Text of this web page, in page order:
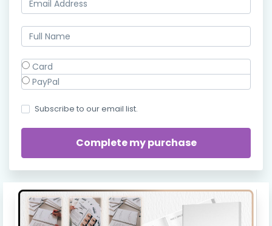
Card
PayPal
Subscribe to our email list.